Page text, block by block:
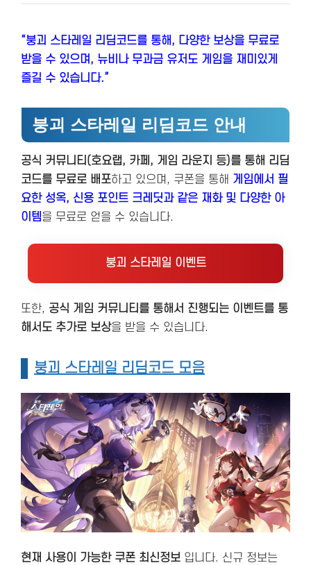
“붕괴 스타레일 리딤코드를 통해, 다양한 보상을 무료로
받을 수 있으며, 뉴비나 무과금 유저도 게임을 재미있게
즐길 수 있습니다.”
붕괴 스타레일 리딤코드 안내
공식 커뮤니티(호요랩, 카페, 게임 라운지 등)를 통해 리딤
코드를 무료로 배포하고 있으며, 쿠폰을 통해 게임에서 필
요한 성옥, 신용 포인트 크레딧과 같은 재화 및 다양한 아
이템을 무료로 얻을 수 있습니다.
붕괴 스타레일 이벤트
또한, 공식 게임 커뮤니티를 통해서 진행되는 이벤트를 통
해서도 추가로 보상을 받을 수 있습니다.
붕괴 스타레일 리딤코드 모음
현재 사용이 가능한 쿠폰 최신정보 입니다. 신규 정보는